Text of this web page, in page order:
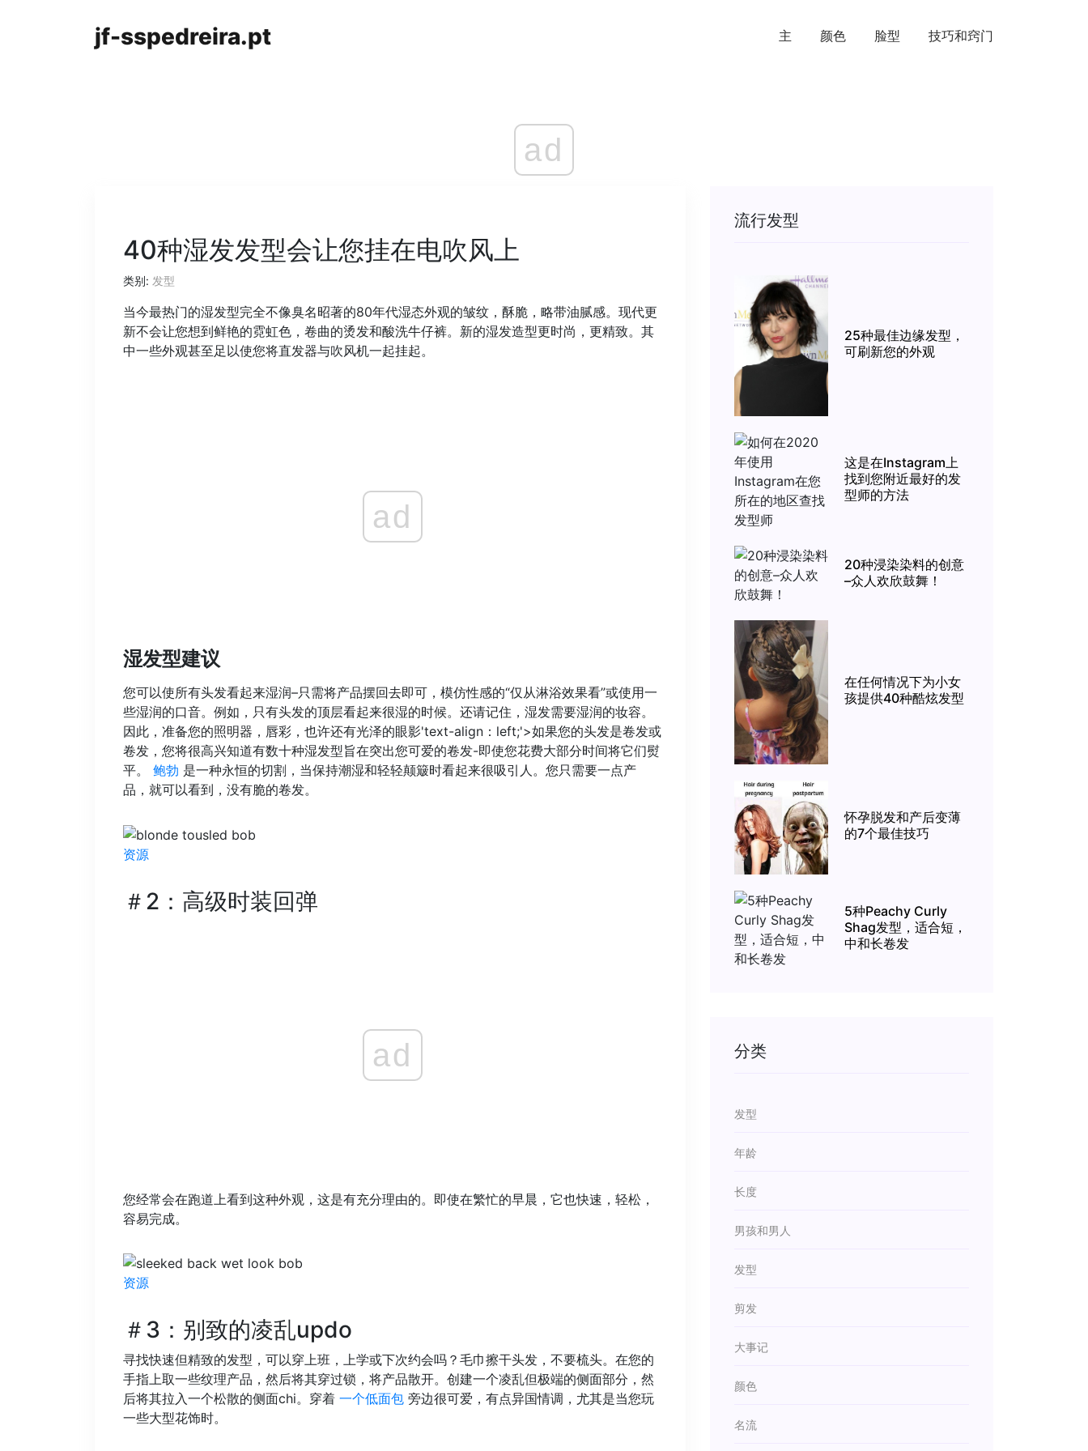
jf-sspedreira.pt 主 颜色 脸型 技巧和窍门
ad
40种湿发发型会让您挂在电吹风上
类别: 发型
当今最热门的湿发型完全不像臭名昭著的80年代湿态外观的皱纹，酥脆，略带油腻感。现代更
新不会让您想到鲜艳的霓虹色，卷曲的烫发和酸洗牛仔裤。新的湿发造型更时尚，更精致。其
中一些外观甚至足以使您将直发器与吹风机一起挂起。
ad
湿发型建议
您可以使所有头发看起来湿润–只需将产品摆回去即可，模仿性感的“仅从淋浴效果看”或使用一
些湿润的口音。例如，只有头发的顶层看起来很湿的时候。还请记住，湿发需要湿润的妆容。
因此，准备您的照明器，唇彩，也许还有光泽的眼影'text-align：left;'>如果您的头发是卷发或
卷发，您将很高兴知道有数十种湿发型旨在突出您可爱的卷发-即使您花费大部分时间将它们熨
平。 鲍勃 是一种永恒的切割，当保持潮湿和轻轻颠簸时看起来很吸引人。您只需要一点产
品，就可以看到，没有脆的卷发。
资源
＃2：高级时装回弹
ad
您经常会在跑道上看到这种外观，这是有充分理由的。即使在繁忙的早晨，它也快速，轻松，
容易完成。
资源
＃3：别致的凌乱updo
寻找快速但精致的发型，可以穿上班，上学或下次约会吗？毛巾擦干头发，不要梳头。在您的
手指上取一些纹理产品，然后将其穿过锁，将产品散开。创建一个凌乱但极端的侧面部分，然
后将其拉入一个松散的侧面chi。穿着 一个低面包 旁边很可爱，有点异国情调，尤其是当您玩
一些大型花饰时。
流行发型
25种最佳边缘发型，
可刷新您的外观
这是在Instagram上
找到您附近最好的发
型师的方法
20种浸染染料的创意
–众人欢欣鼓舞！
在任何情况下为小女
孩提供40种酷炫发型
怀孕脱发和产后变薄
的7个最佳技巧
5种Peachy Curly
Shag发型，适合短，
中和长卷发
分类
发型
年龄
长度
男孩和男人
发型
剪发
大事记
颜色
名流